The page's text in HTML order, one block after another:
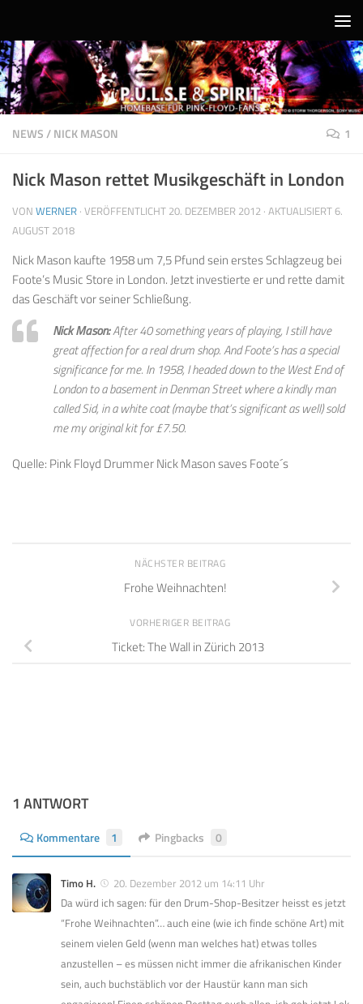
NEWS/NICK MASON 1
Nick Mason rettet Musikgeschäft in London
VON WERNER · VERÖFFENTLICHT 20. DEZEMBER 2012 · AKTUALISIERT6.
AUGUST 2018
Nick Mason kaufte 1958 um 7,5 Pfund sein erstes Schlagzeug bei
Foote’s Music Store in London. Jetzt investierte er und rette damit
das Geschäft vor seiner Schließung.
Nick Mason:After 40 something years of playing, I still have
great affection for a real drum shop. And Foote’s has a special
significance for me. In 1958, I headed down to the West End of
London to a basement in Denman Street where a kindly man
called Sid, in a white coat (maybe that’s significant as well) sold
me my original kit for £7.50.
Quelle: Pink Floyd Drummer Nick Mason saves Foote´s
NÄCHSTER BEITRAG
Frohe Weihnachten!
VORHERIGER BEITRAG
Ticket: The Wall in Zürich 2013
1 ANTWORT
Kommentare 1 Pingbacks 0
Timo H.
20. Dezember 2012 um 14:11 Uhr
Da würd ich sagen: für den Drum-Shop-Besitzer heisst es jetzt
“Frohe Weihnachten”… auch eine (wie ich finde schöne Art) mit
seinem vielen Geld (wenn man welches hat) etwas tolles
anzustellen – es müssen nicht immer die afrikanischen Kinder
sein, auch buchstäblich vor der Haustür kann man sich